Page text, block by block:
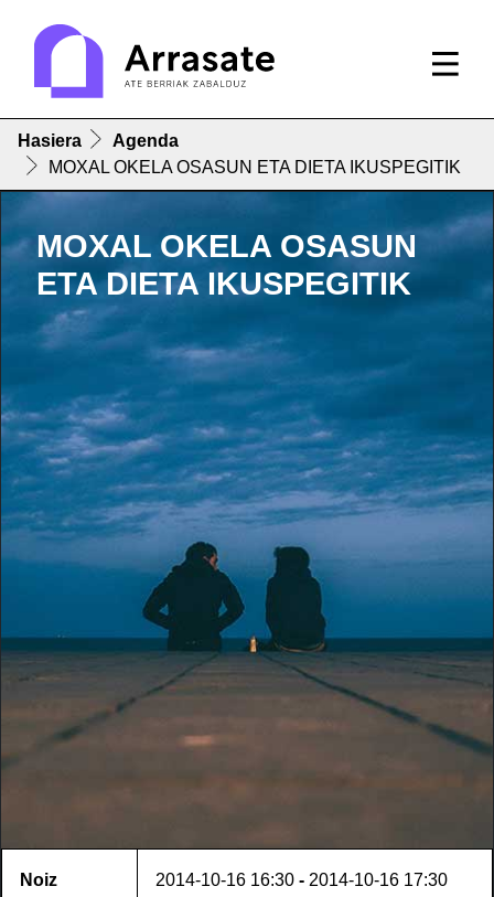
Hasiera
Agenda
MOXAL OKELA OSASUN ETA DIETA IKUSPEGITIK
MOXAL OKELA OSASUN
ETA DIETA IKUSPEGITIK
Noiz 2014-10-16 16:30 - 2014-10-16 17:30